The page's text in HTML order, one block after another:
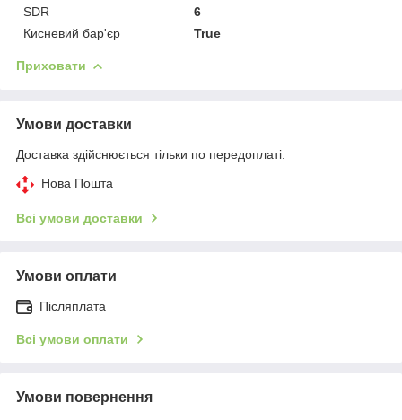
SDR
6
Кисневий бар'єр
True
Приховати
Умови доставки
Доставка здійснюється тільки по передоплаті.
Нова Пошта
Всі умови доставки
Умови оплати
Післяплата
Всі умови оплати
Умови повернення